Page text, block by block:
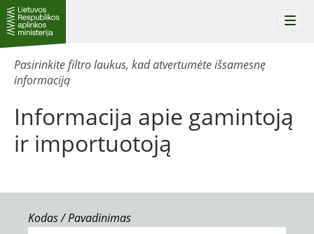
Informacija apie gamintoją
ir importuotoją
Pasirinkite filtro laukus, kad atvertumėte išsamesnę
informaciją
Kodas / Pavadinimas